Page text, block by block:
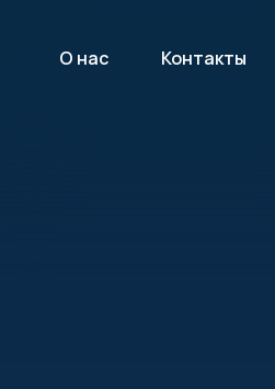
Контакты
О нас